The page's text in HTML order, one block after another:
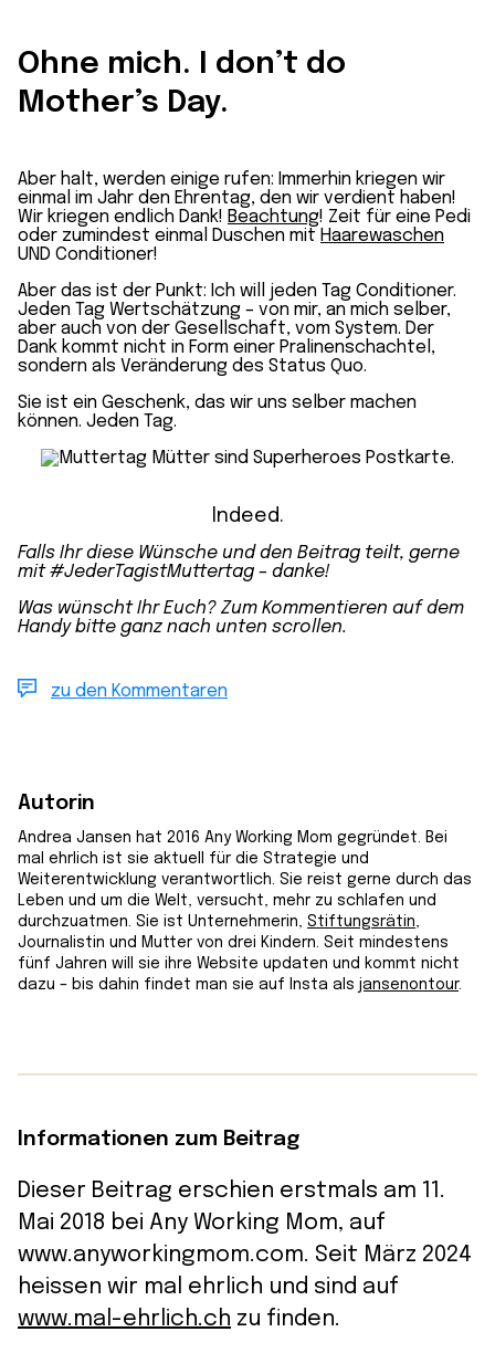
Ohne mich. I don’t do
Mother’s Day.
Aber halt, werden einige rufen: Immerhin kriegen wir
einmal im Jahr den Ehrentag, den wir verdient haben!
Wir kriegen endlich Dank! Beachtung! Zeit für eine Pedi
oder zumindest einmal Duschen mit Haarewaschen
UND Conditioner!
Aber das ist der Punkt: Ich will jeden Tag Conditioner.
Jeden Tag Wertschätzung – von mir, an mich selber,
aber auch von der Gesellschaft, vom System. Der
Dank kommt nicht in Form einer Pralinenschachtel,
sondern als Veränderung des Status Quo.
Sie ist ein Geschenk, das wir uns selber machen
können. Jeden Tag.
Indeed.
Falls Ihr diese Wünsche und den Beitrag teilt, gerne
mit #JederTagistMuttertag – danke!
Was wünscht Ihr Euch? Zum Kommentieren auf dem
Handy bitte ganz nach unten scrollen.
zu den Kommentaren
Autorin
Andrea Jansen hat 2016 Any Working Mom gegründet. Bei
mal ehrlich ist sie aktuell für die Strategie und
Weiterentwicklung verantwortlich. Sie reist gerne durch das
Leben und um die Welt, versucht, mehr zu schlafen und
durchzuatmen. Sie ist Unternehmerin, Stiftungsrätin,
Journalistin und Mutter von drei Kindern. Seit mindestens
fünf Jahren will sie ihre Website updaten und kommt nicht
dazu – bis dahin findet man sie auf Insta als jansenontour.
Informationen zum Beitrag
Dieser Beitrag erschien erstmals am 11.
Mai 2018 bei Any Working Mom, auf
www.anyworkingmom.com. Seit März 2024
heissen wir mal ehrlich und sind auf
www.mal-ehrlich.ch zu finden.